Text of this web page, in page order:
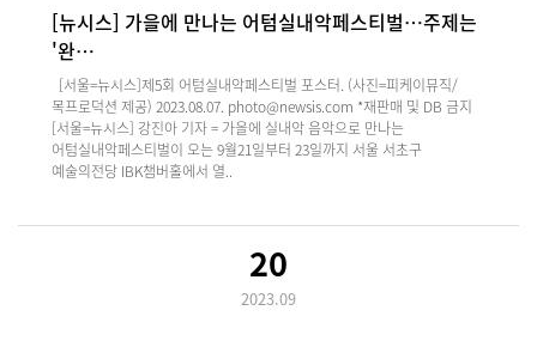
[뉴시스] 가을에 만나는 어텀실내악페스티벌…주제는
'완…
[서울=뉴시스]제5회 어텀실내악페스티벌 포스터. (사진=피케이뮤직/
목프로덕션 제공) 2023.08.07. photo@newsis.com *재판매 및 DB 금지
[서울=뉴시스] 강진아 기자 = 가을에 실내악 음악으로 만나는
어텀실내악페스티벌이 오는 9월21일부터 23일까지 서울 서초구
예술의전당 IBK챔버홀에서 열..
20
2023.09